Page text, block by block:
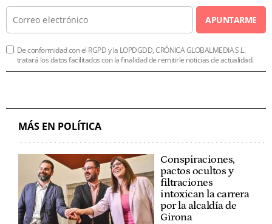
APUNTARME
De conformidad con el RGPD y la LOPDGDD, CRÓNICA GLOBALMEDIA S.L.
tratará los datos facilitados con la finalidad de remitirle noticias de actualidad.
MÁS EN POLÍTICA
Conspiraciones,
pactos ocultos y
filtraciones
intoxican la carrera
por la alcaldía de
Girona